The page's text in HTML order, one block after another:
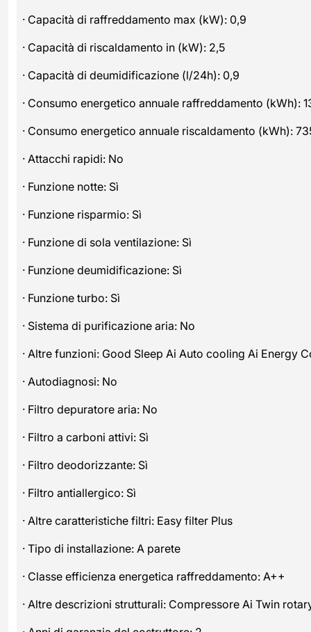
· Capacità di raffreddamento max (kW): 0,9
· Capacità di riscaldamento in (kW): 2,5
· Capacità di deumidificazione (l/24h): 0,9
· Consumo energetico annuale raffreddamento (kWh):
· Consumo energetico annuale riscaldamento (kWh):
· Attacchi rapidi: No
· Funzione notte: Sì
· Funzione risparmio: Sì
· Funzione di sola ventilazione: Sì
· Funzione deumidificazione: Sì
· Funzione turbo: Sì
· Sistema di purificazione aria: No
· Altre funzioni: Good Sleep Ai Auto cooling Ai Energy
· Autodiagnosi: No
· Filtro depuratore aria: No
· Filtro a carboni attivi: Sì
· Filtro deodorizzante: Sì
· Filtro antiallergico: Sì
· Altre caratteristiche filtri: Easy filter Plus
· Tipo di installazione: A parete
· Classe efficienza energetica raffreddamento: A++
· Altre descrizioni strutturali: Compressore Ai Twin